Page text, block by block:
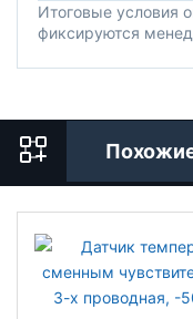
Итоговые условия
фиксируются